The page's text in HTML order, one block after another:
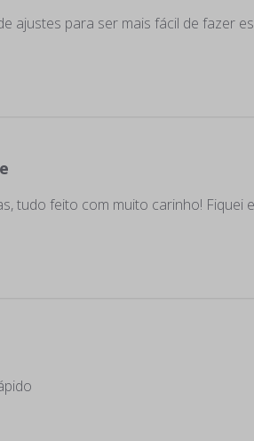
ajustes para ser mais fácil de fazer
tudo feito com muito carinho! Fiquei